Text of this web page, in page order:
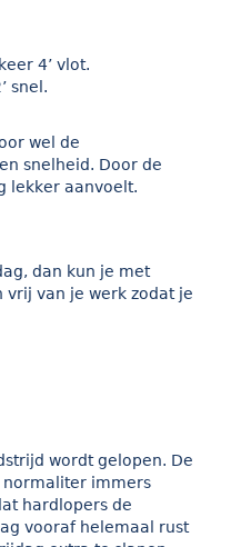
4’ vlot.
snel.
wel de
snelheid. Door de
lekker aanvoelt.
dan kun je met
vrij van je werk zodat je
wordt gelopen. De
normaliter immers
hardlopers de
vooraf helemaal rust